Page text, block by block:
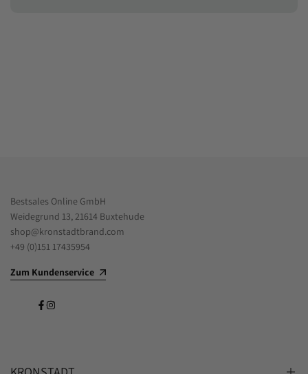
Bestsales Online GmbH
Weidegrund 13, 21614 Buxtehude
shop@kronstadtbrand.com
+49 (0)151 17435954
Zum Kundenservice
Facebook
Instagram